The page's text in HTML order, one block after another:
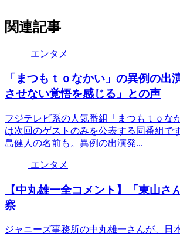
関連記事
エンタメ
「まつもｔｏなかい」の異例の
させない覚悟を感じる」との声
フジテレビ系の人気番組「まつもｔｏな
は次回のゲストのみを公表する同番組で
島健人の名前も。異例の出演発...
エンタメ
【中丸雄一全コメント】「東山
察
ジャニーズ事務所の中丸雄一さんが、日